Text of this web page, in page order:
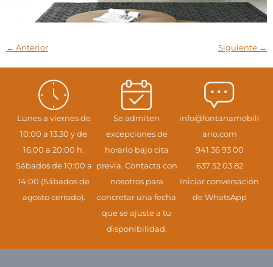
← Anterior Siguiente →
Lunes a viernes de
10:00 a 13:30 y de
16:00 a 20:00 h.
Sábados de 10:00 a
14:00 (Sábados de
agosto cerrado).
Se admiten
excepciones de
horario bajo cita
previa. Contacta con
nosotros para
concretar una fecha
que se ajuste a tu
disponibilidad.
info@fontanamobili
ario.com
941 36 93 00
637 52 03 82
Iniciar conversación
de WhatsApp